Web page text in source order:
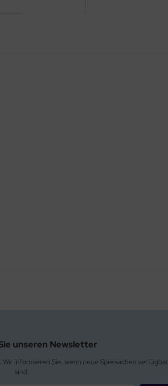
unseren Newsletter
informieren Sie, wenn neue Spielsachen verfügbar
sind.